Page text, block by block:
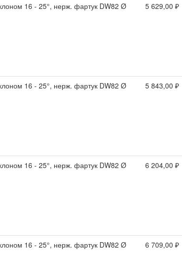
16 - 25°, нерж. фартук DW82 Ø
5 629,00 ₽
16 - 25°, нерж. фартук DW82 Ø
5 843,00 ₽
16 - 25°, нерж. фартук DW82 Ø
6 204,00 ₽
16 - 25°, нерж. фартук DW82 Ø
6 709,00 ₽